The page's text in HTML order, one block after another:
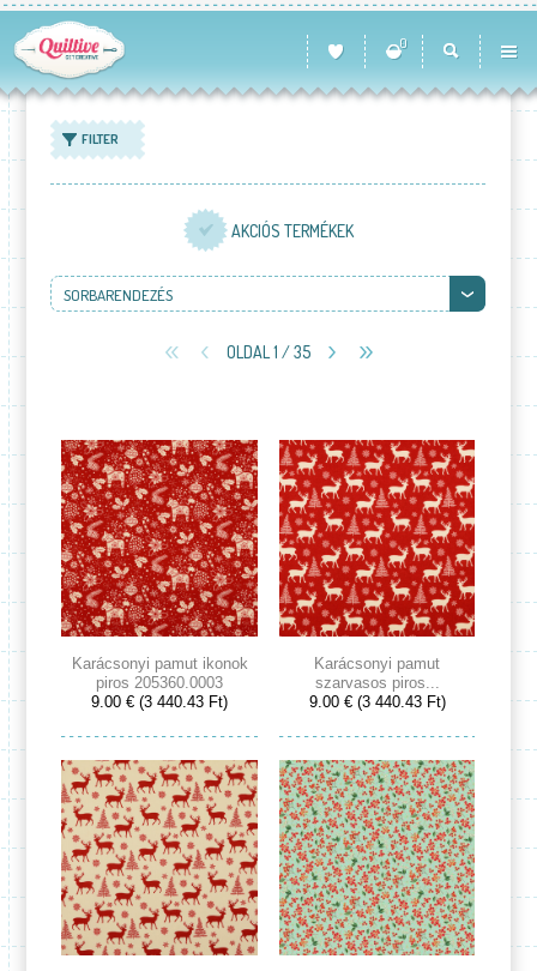
0
FILTER
AKCIÓS TERMÉKEK
SORBARENDEZÉS
OLDAL 1 / 35
Karácsonyi pamut ikonok
piros 205360.0003
9.00 € (3 440.43 Ft)
Karácsonyi pamut
szarvasos piros...
9.00 € (3 440.43 Ft)